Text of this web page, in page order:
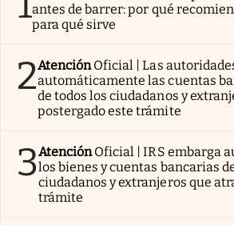
antes de barrer: por qué
para qué sirve
2AtenciónOficial | Las
automáticamente las cuentas
de todos los ciudadanos y
postergado este trámite
3AtenciónOficial | IRS embarga
los bienes y cuentas bancarias
ciudadanos y extranjeros que
trámite